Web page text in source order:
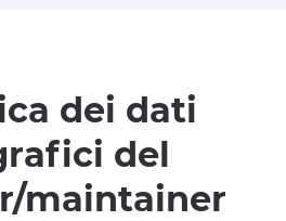
dei dati
del
maintainer